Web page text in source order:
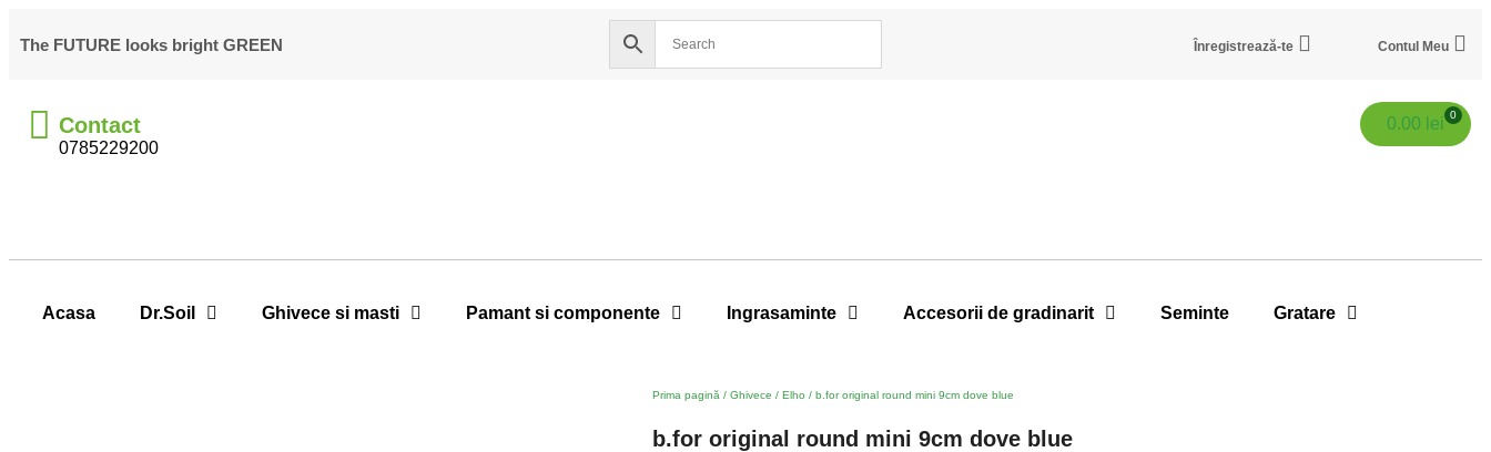
The FUTURE looks bright GREEN Înregistrează-te Contul Meu
Contact
0785229200
0.00 lei 0
Acasa Dr.Soil Ghivece si masti Pamant si componente Ingrasaminte Accesorii de gradinarit Seminte Gratare
Prima pagină / Ghivece / Elho / b.for original round mini 9cm dove blue
b.for original round mini 9cm dove blue